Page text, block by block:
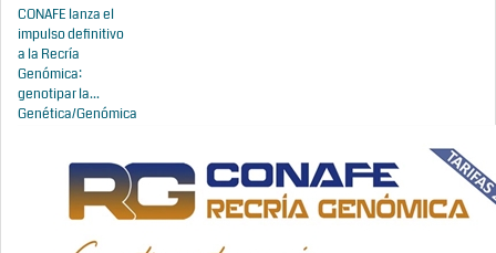
CONAFE lanza el
impulso definitivo
a la Recría
Genómica:
genotipar la...
Genética/Genómica